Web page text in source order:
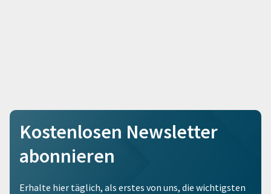
Kostenlosen Newsletter
abonnieren
Erhalte hier täglich, als erstes von uns, die wichtigsten